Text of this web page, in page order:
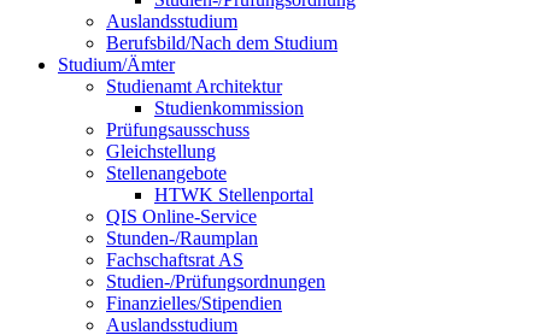
Auslandsstudium
Berufsbild/Nach dem Studium
Studium/Ämter
Studienamt Architektur
Studienkommission
Prüfungsausschuss
Gleichstellung
Stellenangebote
HTWK Stellenportal
QIS Online-Service
Stunden-/Raumplan
Fachschaftsrat AS
Studien-/Prüfungsordnungen
Finanzielles/Stipendien
Auslandsstudium